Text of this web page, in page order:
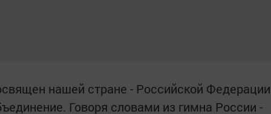
нашей стране - Российской
Говоря словами из гимна России -